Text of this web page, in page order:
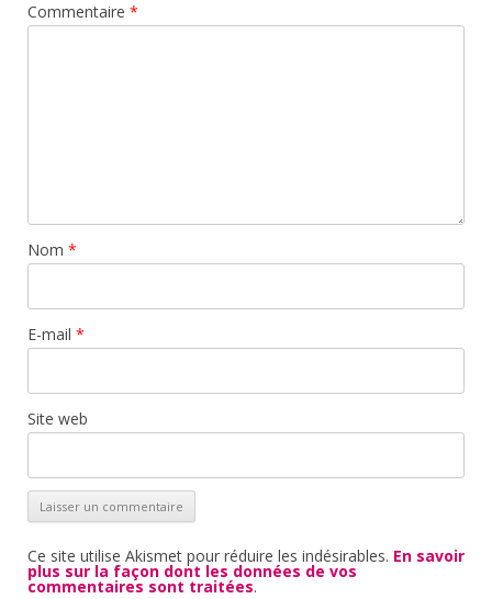
Commentaire *
Nom *
E-mail *
Site web
Ce site utilise Akismet pour réduire les indésirables. En savoir
plus sur la façon dont les données de vos
commentaires sont traitées.